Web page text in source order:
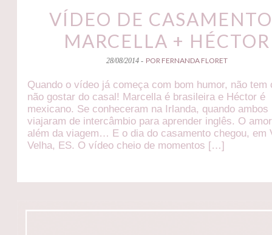
VÍDEO DE
MARCELLA + HÉCTOR
28/08/2014 - POR FERNANDA FLORET
Quando o vídeo já começa com bom humor, não tem
não gostar do casal! Marcella é brasileira e Héctor é
mexicano. Se conheceram na Irlanda, quando ambos
viajaram de intercâmbio para aprender inglês. O
além da viagem… E o dia do casamento chegou, em
Velha, ES. O vídeo cheio de momentos […]